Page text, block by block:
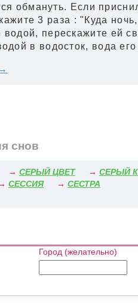
обмануть. Если
3 раза : "Куда ночь,
перескажите ей
в водосток, вода его
снов
→ СЕРЫЙ ЦВЕТ → СЕРЫЙ
СЕССИЯ → СЕСТРА
Город (желательно)